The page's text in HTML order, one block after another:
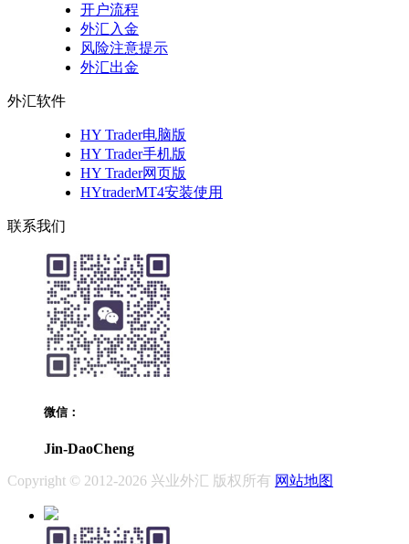
开户流程
外汇入金
风险注意提示
外汇出金
外汇软件
HY Trader电脑版
HY Trader手机版
HY Trader网页版
HYtraderMT4安装使用
联系我们
微信：
Jin-DaoCheng
Copyright © 2012-2026 兴业外汇 版权所有 网站地图